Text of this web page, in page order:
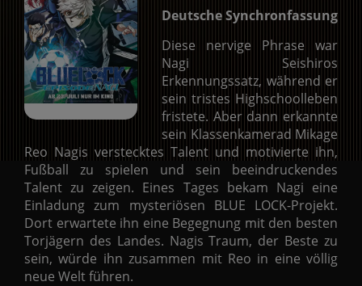
Deutsche Synchronfassung
Diese nervige Phrase war
Nagi Seishiros
Erkennungssatz, während er
sein tristes Highschoolleben
fristete. Aber dann erkannte
sein Klassenkamerad Mikage
Reo Nagis verstecktes Talent und motivierte ihn,
Fußball zu spielen und sein beeindruckendes
Talent zu zeigen. Eines Tages bekam Nagi eine
Einladung zum mysteriösen BLUE LOCK-Projekt.
Dort erwartete ihn eine Begegnung mit den besten
Torjägern des Landes. Nagis Traum, der Beste zu
sein, würde ihn zusammen mit Reo in eine völlig
neue Welt führen.